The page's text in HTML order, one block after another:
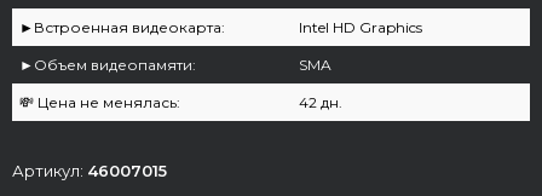
►Встроенная видеокарта: Intel HD Graphics
►Объем видеопамяти: SMA
💸 Цена не менялась: 42 дн.
Артикул: 46007015